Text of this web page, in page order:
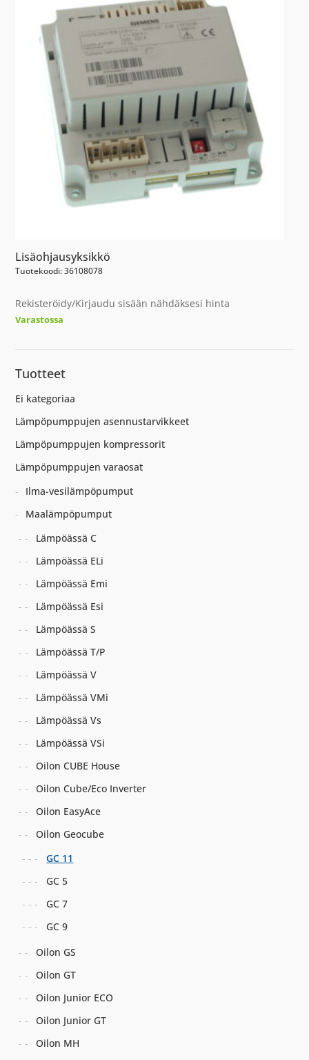
Lisäohjausyksikkö
Tuotekoodi: 36108078
Rekisteröidy/Kirjaudu sisään nähdäksesi hinta
Varastossa
Tuotteet
Ei kategoriaa
Lämpöpumppujen asennustarvikkeet
Lämpöpumppujen kompressorit
Lämpöpumppujen varaosat
Ilma-vesilämpöpumput
Maalämpöpumput
Lämpöässä C
Lämpöässä ELi
Lämpöässä Emi
Lämpöässä Esi
Lämpöässä S
Lämpöässä T/P
Lämpöässä V
Lämpöässä VMi
Lämpöässä Vs
Lämpöässä VSi
Oilon CUBE House
Oilon Cube/Eco Inverter
Oilon EasyAce
Oilon Geocube
GC 11
GC 5
GC 7
GC 9
Oilon GS
Oilon GT
Oilon Junior ECO
Oilon Junior GT
Oilon MH